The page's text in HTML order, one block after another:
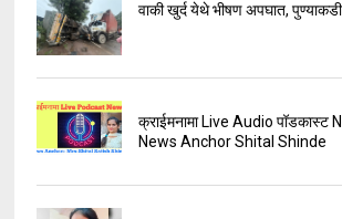
वाकी खुर्द येथे भीषण अपघात,
क्राईमनामा Live Audio
News Anchor Shital Shinde